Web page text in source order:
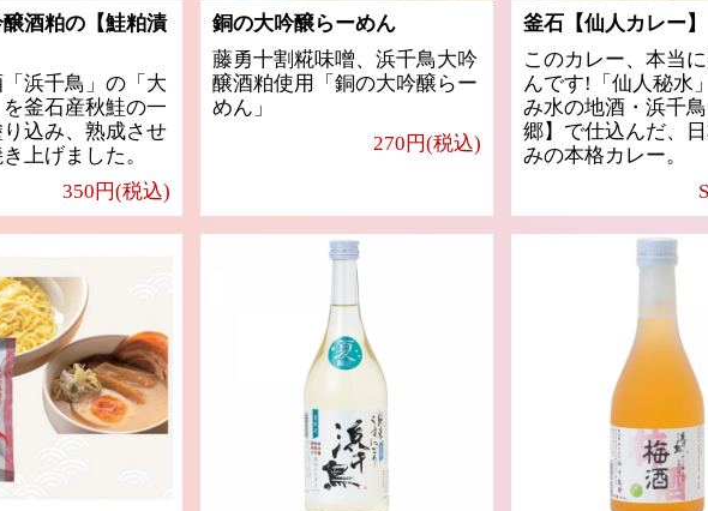
酒粕の【鮭粕漬
浜千鳥」の「大
釜石産秋鮭の一
込み、熟成させ
上げました。
350円(税込)
銅の大吟醸らーめん
藤勇十割糀味噌、浜千鳥大吟
醸酒粕使用「銅の大吟醸らー
めん」
270円(税込)
釜石【仙人カレー】
このカレー、本当
んです!「仙人秘水
み水の地酒・浜千
郷】で仕込んだ、
みの本格カレー。